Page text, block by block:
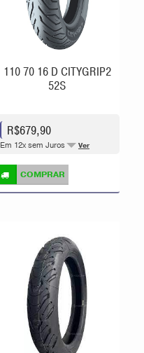
110 70 16 D CITYGRIP2
52S
R$679,90
Em 12x sem Juros Ver
COMPRAR